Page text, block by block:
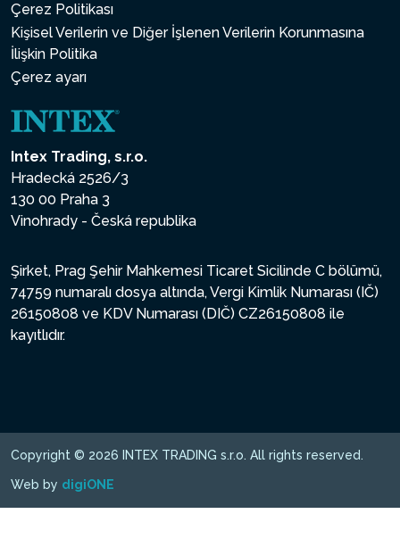
Çerez Politikası
Kişisel Verilerin ve Diğer İşlenen Verilerin Korunmasına
İlişkin Politika
Çerez ayarı
Intex Trading, s.r.o.
Hradecká 2526/3
130 00 Praha 3
Vinohrady - Česká republika
Şirket, Prag Şehir Mahkemesi Ticaret Sicilinde C bölümü,
74759 numaralı dosya altında, Vergi Kimlik Numarası (IČ)
26150808 ve KDV Numarası (DIČ) CZ26150808 ile
kayıtlıdır.
Copyright © 2026 INTEX TRADING s.r.o. All rights reserved.
Web by digiONE